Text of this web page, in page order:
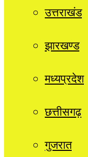
उत्तराखंड
झारखण्ड
मध्यप्रदेश
छत्तीसगढ़
गुजरात